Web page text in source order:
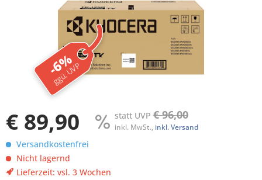
-6%
ggü. UVP
€ 89,90 statt UVP € 96,00
inkl. MwSt., inkl. Versand
Versandkostenfrei
Nicht lagernd
Lieferzeit: vsl. 3 Wochen